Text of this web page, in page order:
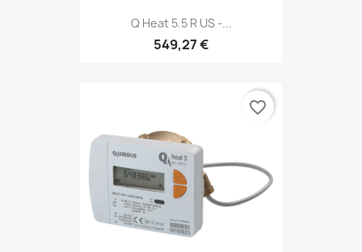
Q Heat 5.5 R US -...
549,27 €
favorite_border